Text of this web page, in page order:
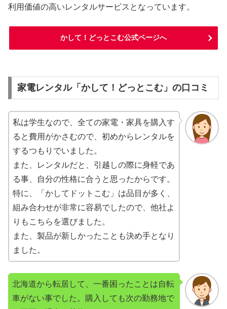
利用価値の高いレンタルサービスとなっています。
かして！どっとこむ公式ページへ
家電レンタル「かして！どっとこむ」の口コミ
私は学生なので、全ての家電・家具を購入す
ると費用がかさむので、初めからレンタルを
するつもりでいました。
また、レンタルだと、引越しの際に身軽であ
る事、自分の性格に合うと思ったからです。
特に、「かしてドットこむ」は品目が多く、
組み合わせが非常に容易でしたので、他社よ
りもこちらを選びました。
また、製品が新しかったことも決め手となり
ました。
北海道から転居して、一番困ったことは自転
車がない事でした。購入しても次の勤務地で